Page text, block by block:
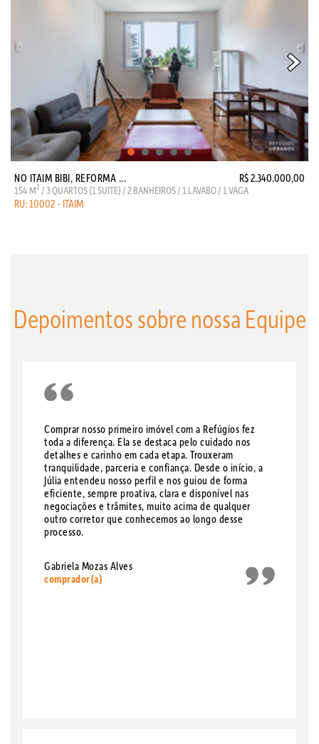
NO ITAIM BIBI, REFORMA ... R$ 2.340.000,00
154 M2 / 3 QUARTOS (1 SUITE) / 2 BANHEIROS / 1 LAVABO / 1 VAGA
RU: 10002 - ITAIM
Depoimentos sobre nossa Equipe
Comprar nosso primeiro imóvel com a Refúgios fez
toda a diferença. Ela se destaca pelo cuidado nos
detalhes e carinho em cada etapa. Trouxeram
tranquilidade, parceria e confiança. Desde o início, a
Júlia entendeu nosso perfil e nos guiou de forma
eficiente, sempre proativa, clara e disponível nas
negociações e trâmites, muito acima de qualquer
outro corretor que conhecemos ao longo desse
processo.
Gabriela Mozas Alves
comprador(a)